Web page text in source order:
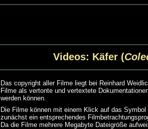
Videos: Käfer (
Das copyright aller Filme liegt bei Reinhard
Filme als vertonte und vertextete
werden können.
Die Filme können mit einem Klick auf das Symbol
zunächst ein entsprechendes
Da die Filme mehrere Megabyte Dateigröße